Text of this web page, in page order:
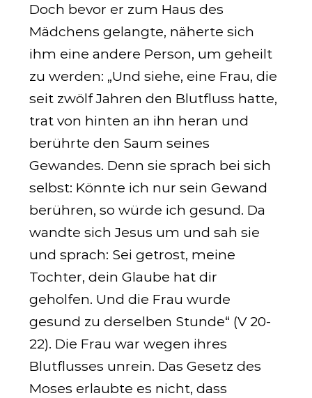
Doch bevor er zum Haus des
Mädchens gelangte, näherte sich
ihm eine andere Person, um geheilt
zu werden: „Und siehe, eine Frau, die
seit zwölf Jahren den Blutfluss hatte,
trat von hinten an ihn heran und
berührte den Saum seines
Gewandes. Denn sie sprach bei sich
selbst: Könnte ich nur sein Gewand
berühren, so würde ich gesund. Da
wandte sich Jesus um und sah sie
und sprach: Sei getrost, meine
Tochter, dein Glaube hat dir
geholfen. Und die Frau wurde
gesund zu derselben Stunde“ (V 20-
22). Die Frau war wegen ihres
Blutflusses unrein. Das Gesetz des
Moses erlaubte es nicht, dass